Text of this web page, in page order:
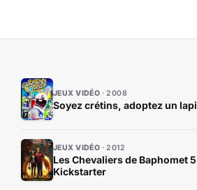
JEUX VIDÉO 2008
Soyez crétins, adoptez un
JEUX VIDÉO 2012
Les Chevaliers de Baphomet
Kickstarter